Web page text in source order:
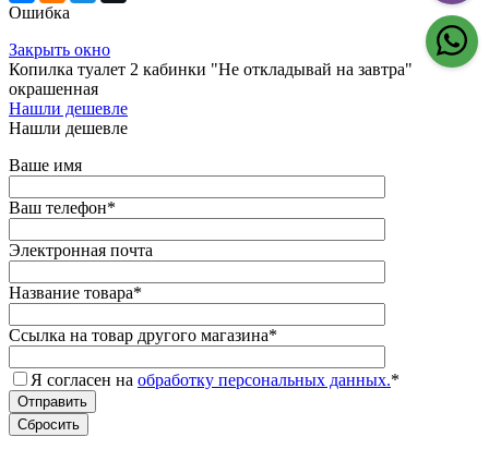
Ошибка
Закрыть окно
Копилка туалет 2 кабинки "Не откладывай на завтра"
окрашенная
Нашли дешевле
Нашли дешевле
Ваше имя
Ваш телефон*
Электронная почта
Название товара*
Ссылка на товар другого магазина*
Я согласен на обработку персональных данных.*